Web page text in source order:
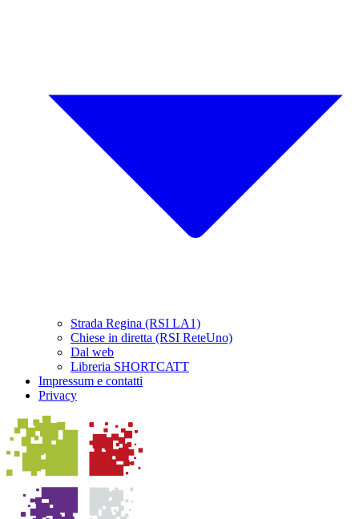
Strada Regina (RSI LA1)
Chiese in diretta (RSI ReteUno)
Dal web
Libreria SHORTCATT
Impressum e contatti
Privacy